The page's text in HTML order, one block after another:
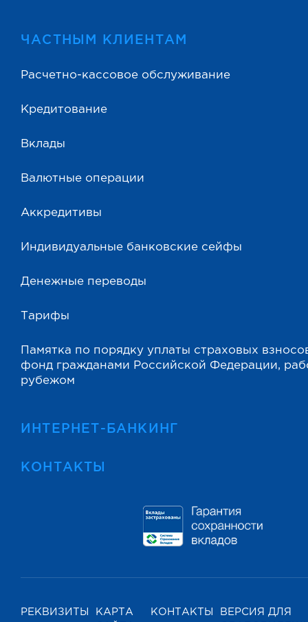
ЧАСТНЫМ КЛИЕНТАМ
Расчетно-кассовое обслуживание
Кредитование
Вклады
Валютные операции
Аккредитивы
Индивидуальные банковские сейфы
Денежные переводы
Тарифы
Памятка по порядку уплаты страховых
фонд гражданами Российской Федерации,
рубежом
ИНТЕРНЕТ-БАНКИНГ
КОНТАКТЫ
РЕКВИЗИТЫ
КАРТА
КОНТАКТЫ
ВЕРСИЯ ДЛЯ